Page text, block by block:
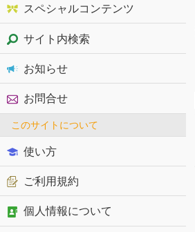
スペシャルコンテンツ
サイト内検索
お知らせ
お問合せ
このサイトについて
使い方
ご利用規約
個人情報について